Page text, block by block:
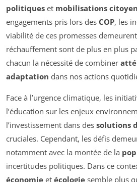
politiques et mobilisations
engagements pris lors des COP, les
viabilité de ces promesses
réchauffement sont de plus en plus
chacun la nécessité de combiner
adaptation dans nos actions
Face à l’urgence climatique, les
l’éducation sur les enjeux
l’investissement dans des solutions
cruciales. Cependant, les défis
notamment avec la montée de la
incertitudes politiques. Dans ce
économie et écologie semble plus